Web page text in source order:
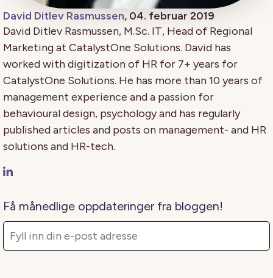
David Ditlev Rasmussen, 04. februar 2019
David Ditlev Rasmussen, M.Sc. IT, Head of Regional
Marketing at CatalystOne Solutions. David has
worked with digitization of HR for 7+ years for
CatalystOne Solutions. He has more than 10 years of
management experience and a passion for
behavioural design, psychology and has regularly
published articles and posts on management- and HR
solutions and HR-tech.
Få månedlige oppdateringer fra bloggen!